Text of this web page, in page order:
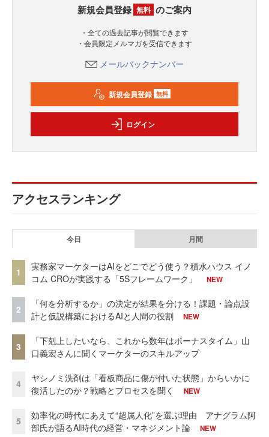
新規会員登録 無料 のご案内
・全ての過去記事が閲覧できます
・会員限定メルマガを受信できます
メールバックナンバー
新規会員登録 無料
ログイン
アクセスランキング
今日 月間
1
実務家マーケターはAIをどこでどう使う？積水ハウス イノ
コム CROが実践する「5Sフレームワーク」
NEW
2
「何を分析するか」の決定が結果を分ける！課題・論点設
計と仮説構築におけるAIと人間の役割
NEW
3
「下剋上したいなら、これから数年はボーナスタイム」山
口義宏さんに聞くマーケターのスキルアップ
4
ヤシノミ洗剤は「看板商品に傷が付いた状態」からいかに
復活したのか？戦略とプロセスを聞く
NEW
5
効率化の時代にあえて“超属人化”を選ぶ理由 アナグラム阿
部氏が語るAI時代の経営・マネジメント論
NEW